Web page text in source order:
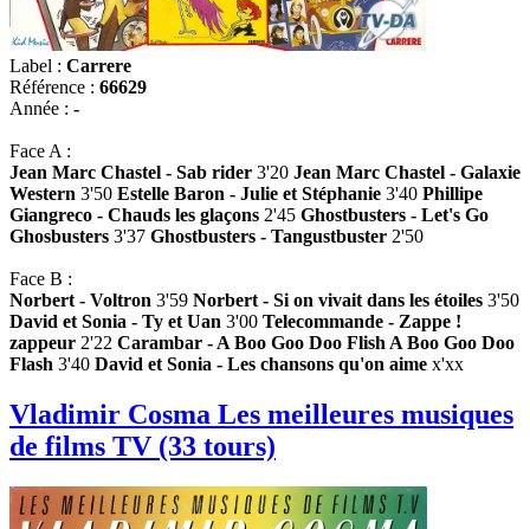
Label : Carrere
Référence : 66629
Année : -
Face A :
Jean Marc Chastel - Sab rider 3'20 Jean Marc Chastel - Galaxie
Western 3'50 Estelle Baron - Julie et Stéphanie 3'40 Phillipe
Giangreco - Chauds les glaçons 2'45 Ghostbusters - Let's Go
Ghosbusters 3'37 Ghostbusters - Tangustbuster 2'50
Face B :
Norbert - Voltron 3'59 Norbert - Si on vivait dans les étoiles 3'50
David et Sonia - Ty et Uan 3'00 Telecommande - Zappe !
zappeur 2'22 Carambar - A Boo Goo Doo Flish A Boo Goo Doo
Flash 3'40 David et Sonia - Les chansons qu'on aime x'xx
Vladimir Cosma Les meilleures musiques
de films TV (33 tours)